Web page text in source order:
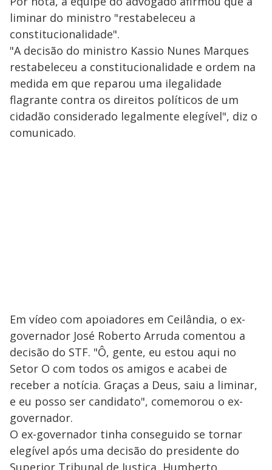
liminar do ministro "restabeleceu a
constitucionalidade".
"A decisão do ministro Kassio Nunes Marques
restabeleceu a constitucionalidade e ordem na
medida em que reparou uma ilegalidade
flagrante contra os direitos políticos de um
cidadão considerado legalmente elegível", diz o
comunicado.
Em vídeo com apoiadores em Ceilândia, o ex-
governador José Roberto Arruda comentou a
decisão do STF. "Ô, gente, eu estou aqui no
Setor O com todos os amigos e acabei de
receber a notícia. Graças a Deus, saiu a liminar,
e eu posso ser candidato", comemorou o ex-
governador.
O ex-governador tinha conseguido se tornar
elegível após uma decisão do presidente do
Superior Tribunal de Justiça, Humberto